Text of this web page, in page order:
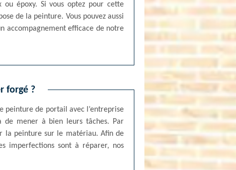
époxy. Si vous optez pour cette
de la peinture. Vous pouvez aussi
accompagnement efficace de notre
forgé ?
peinture de portail avec l’entreprise
de mener à bien leurs tâches. Par
la peinture sur le matériau. Afin de
imperfections sont à réparer, nos